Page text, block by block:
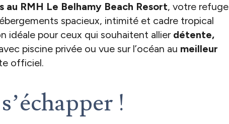
RMH Le Belhamy Beach Resort, votre refuge
spacieux, intimité et cadre tropical
idéale pour ceux qui souhaitent allier détente,
piscine privée ou vue sur l’océan au meilleur
officiel.
!